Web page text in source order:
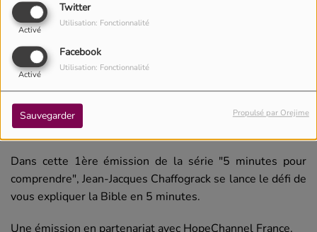
Twitter
Activé
Utilisation: Fonctionnalité
Facebook
Activé
Utilisation: Fonctionnalité
Sauvegarder Propulsé par Orejime
17 septembre 2020 -
Écouter le podcast
Dans cette 1ère émission de la série "5 minutes pour
comprendre", Jean-Jacques Chaffograck se lance le défi de
vous expliquer la Bible en 5 minutes.
Une émission en partenariat avec HopeChannel France.